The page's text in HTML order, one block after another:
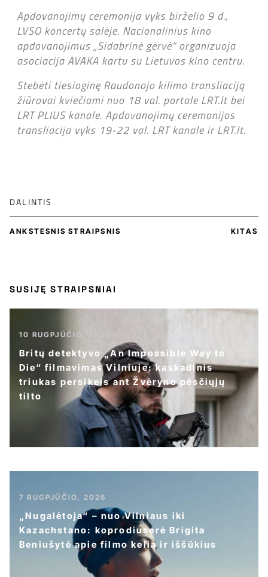
Apdovanojimų ceremonija vyks birželio 9 d.,
LVSO koncertų salėje. Nacionalinius kino
apdovanojimus „Sidabrinė gervė“ organizuoja
asociacija AVAKA kartu su Lietuvos kino centru.
Stebėti tiesioginę Raudonojo kilimo transliaciją
žiūrovai kviečiami nuo 18 val. portale LRT.lt bei
LRT PLIUS kanale. Apdovanojimų ceremonijos
transliacija vyks 19-22 val. LRT kanale ir LRT.lt.
DALINTIS
ANKSTESNIS STRAIPSNIS KITAS
SUSIJĘ STRAIPSNIAI
10 RUGPJŪČIO, 2026
Britų detektyvo „An Impossible Way to
Die“ filmavimas Vilniuje: kaskadinis
triukas persikels ant Žvėryno pėsčiųjų
tilto
7 RUGPJŪČIO, 2026
„Nugalėtoja“ – nuo Vilniaus iki
Kazachstano: koprodiuserė Brigita
Beniušytė apie filmo kelią ir iššūkius